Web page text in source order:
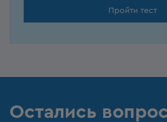
Пройти тест
Остались